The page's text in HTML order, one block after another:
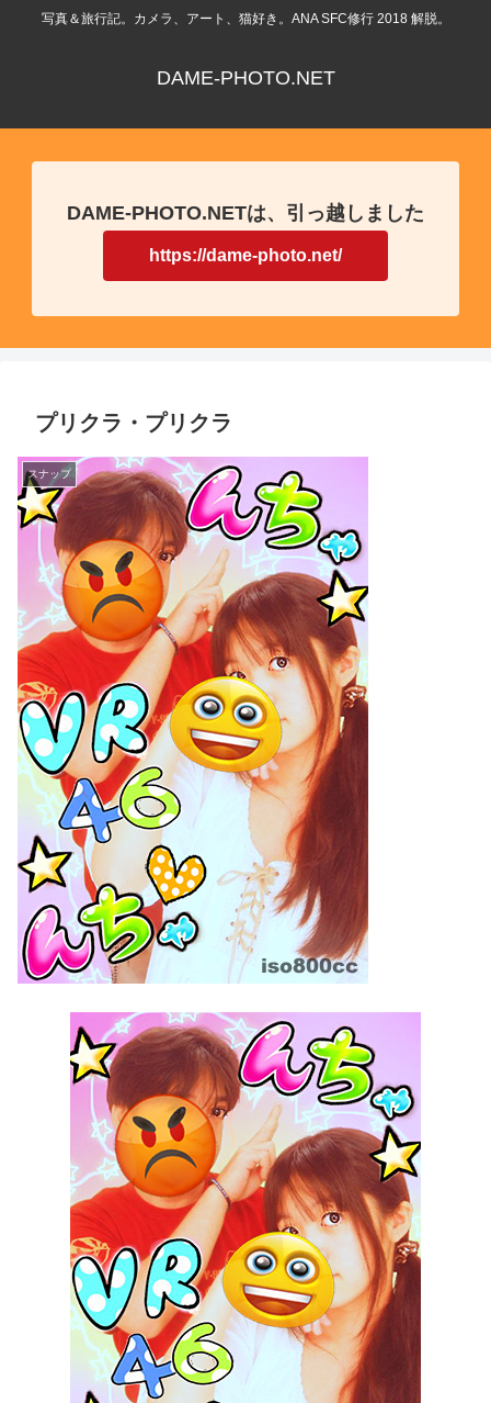
写真＆旅行記。カメラ、アート、猫好き。ANA SFC修行 2018 解脱。
DAME-PHOTO.NET
DAME-PHOTO.NETは、引っ越しました
https://dame-photo.net/
プリクラ・プリクラ
スナップ